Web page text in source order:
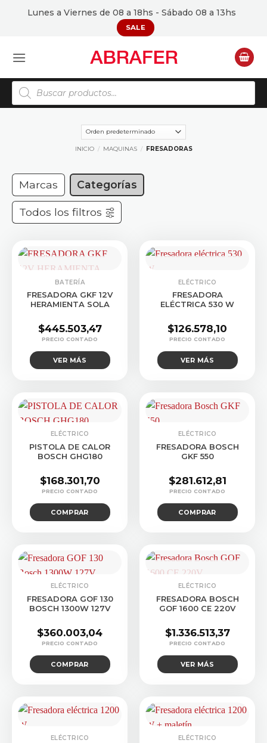
Lunes a Viernes de 08 a 18hs - Sábado 08 a 13hs
SALE
Búsqueda
de
productos
INICIO / MAQUINAS / FRESADORAS
Marcas Categorías
Todos los filtros
BATERÍA
FRESADORA GKF 12V
HERAMIENTA SOLA
$445.503,47
VER MÁS
ELÉCTRICO
FRESADORA
ELÉCTRICA 530 W
$126.578,10
VER MÁS
ELÉCTRICO
PISTOLA DE CALOR
BOSCH GHG180
$168.301,70
COMPRAR
ELÉCTRICO
FRESADORA BOSCH
GKF 550
$281.612,81
COMPRAR
ELÉCTRICO
FRESADORA GOF 130
BOSCH 1300W 127V
$360.003,04
COMPRAR
ELÉCTRICO
FRESADORA BOSCH
GOF 1600 CE 220V
$1.336.513,37
VER MÁS
ELÉCTRICO ELÉCTRICO